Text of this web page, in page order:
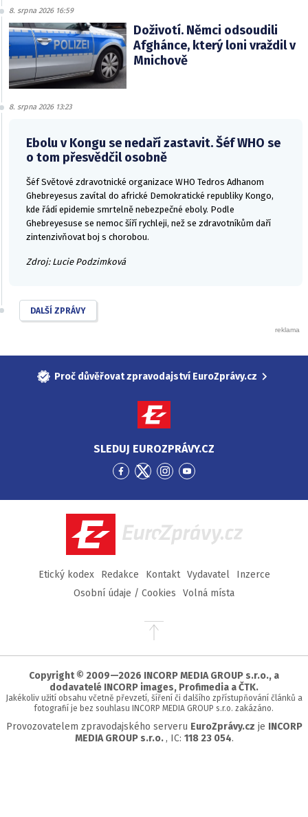
8. srpna 2026 16:59
Doživotí. Němci odsoudili
Afghánce, který loni vraždil v
Mnichově
8. srpna 2026 13:23
Ebolu v Kongu se nedaří zastavit. Šéf WHO se
o tom přesvědčil osobně
Šéf Světové zdravotnické organizace WHO Tedros Adhanom
Ghebreyesus zavítal do africké Demokratické republiky Kongo,
kde řádí epidemie smrtelně nebezpečné eboly. Podle
Ghebreyesuse se nemoc šíří rychleji, než se zdravotníkům daří
zintenzivňovat boj s chorobou.
Zdroj: Lucie Podzimková
DALŠÍ ZPRÁVY
Proč důvěřovat zpravodajství EuroZprávy.cz
SLEDUJ EUROZPRÁVY.CZ
Přejít
Facebook
Přejít
Twitter
Přejít
Instagram
Přejít
YouTube
EuroZprávy.cz
Etický kodex Redakce Kontakt Vydavatel
Inzerce
Osobní údaje / Cookies
Volná místa
Přejít
stránky
Copyright © 2009—2026 INCORP MEDIA GROUP s.r.o., a
dodavatelé INCORP images, Profimedia a ČTK.
Jakékoliv užití obsahu včetně převzetí, šíření či dalšího zpřístupňování článků a
fotografií je bez souhlasu INCORP MEDIA GROUP s.r.o. zakázáno.
Provozovatelem zpravodajského serveru EuroZprávy.cz je INCORP
MEDIA GROUP s.r.o. , IC: 118 23 054.